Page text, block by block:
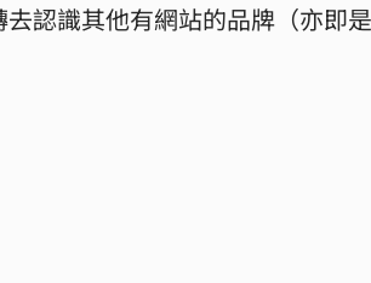
認識其他有網站的品牌（亦即